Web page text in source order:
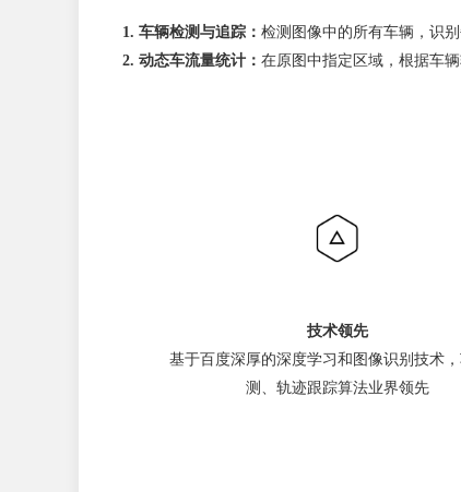
1. 车辆检测与追踪： 检测图像中的所有车辆，识
2. 动态车流量统计： 在原图中指定区域，根据车
技术领先
基于百度深厚的深度学习和图像识别技术
测、轨迹跟踪算法业界领先